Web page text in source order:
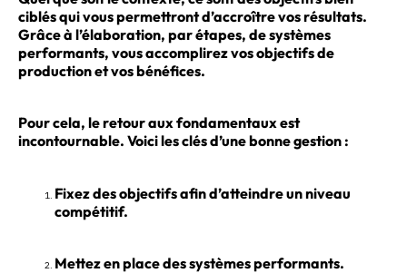
ciblés qui vous permettront d’accroître vos résultats.
Grâce à l’élaboration, par étapes, de systèmes
performants, vous accomplirez vos objectifs de
production et vos bénéfices.
Pour cela, le retour aux fondamentaux est
incontournable. Voici les clés d’une bonne gestion :
Fixez des objectifs afin d’atteindre un niveau
compétitif.
Mettez en place des systèmes performants.